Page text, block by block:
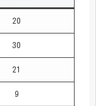
20
30
21
9